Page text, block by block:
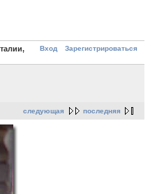
Вход Зарегистрироваться
следующая последняя